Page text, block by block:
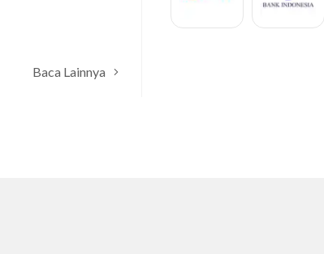
Satker PKP DIY
Baca Lainnya